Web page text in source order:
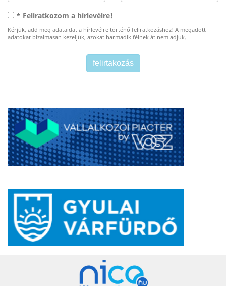
* Feliratkozom a hírlevélre!
Kérjük, add meg adataidat a hírlevélre történő feliratkozáshoz! A megadott
adatokat bizalmasan kezeljük, azokat harmadik félnek át nem adjuk.